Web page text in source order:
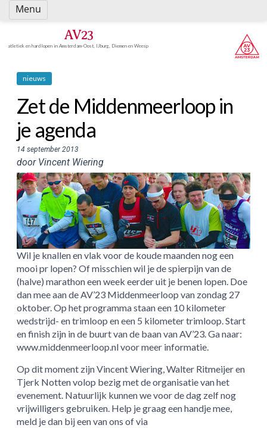
Spring
naar
AV23
atletiek en hardlopen in Amsterdam-Oost, IJburg, Diemen en Weesp
nieuws
Zet de Middenmeerloop in
je agenda
14 september 2013
door Vincent Wiering
Wil je knallen en vlak voor de koude maanden nog een
mooi pr lopen? Of misschien wil je de spierpijn van de
(halve) marathon een week eerder uit je benen lopen. Doe
dan mee aan de AV’23 Middenmeerloop van zondag 27
oktober. Op het programma staan een 10 kilometer
wedstrijd- en trimloop en een 5 kilometer trimloop. Start
en finish zijn in de buurt van de baan van AV’23. Ga naar:
www.middenmeerloop.nl voor meer informatie.
Op dit moment zijn Vincent Wiering, Walter Ritmeijer en
Tjerk Notten volop bezig met de organisatie van het
evenement. Natuurlijk kunnen we voor de dag zelf nog
vrijwilligers gebruiken. Help je graag een handje mee,
meld je dan bij een van ons of via
Menu